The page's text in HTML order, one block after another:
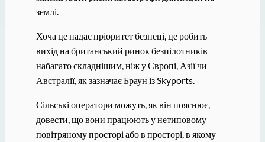
землі.
Хоча це надає пріоритет безпеці, це робить
вихід на британський ринок безпілотників
набагато складнішим, ніж у Європі, Азії чи
Австралії, як зазначає Браун із Skyports.
Сільські оператори можуть, як він пояснює,
довести, що вони працюють у нетиповому
повітряному просторі або в просторі, в якому